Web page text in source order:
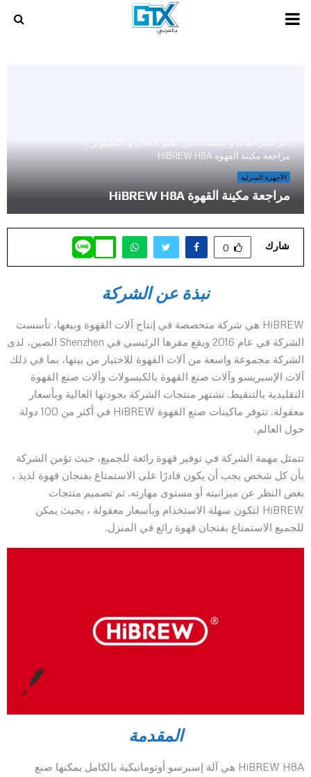
PRIMARY
أخر المراجعات و المقالات في عالم الالعاب و الكمبيوتر
»
مراجعة مكينة القهوة HiBREW H8A
الأجهزة المنزلية
مراجعة مكينة القهوة HiBREW H8A
شارك 0
نبذة عن الشركة
HiBREW هي شركة متخصصة في إنتاج آلات القهوة وبيعها، تأسست
الشركة في عام 2016 ويقع مقرها الرئيسي في Shenzhen الصين، لدى
الشركة مجموعة واسعة من آلات القهوة للاختيار من بينها، بما في ذلك
آلات الإسبريسو وآلات صنع القهوة بالكبسولات وآلات صنع القهوة
التقليدية بالتنقيط. تشتهر منتجات الشركة بجودتها العالية وبأسعار
معقولة. تتوفر ماكينات صنع القهوة HiBREW في أكثر من 100 دولة
حول العالم.
تتمثل مهمة الشركة في توفير قهوة رائعة للجميع، حيث تؤمن الشركة
بأن كل شخص يجب أن يكون قادرًا على الاستمتاع بفنجان قهوة لذيذ ،
بغض النظر عن ميزانيته أو مستوى مهارته. تم تصميم منتجات
HiBREW لتكون سهلة الاستخدام وبأسعار معقولة ، بحيث يمكن
للجميع الاستمتاع بفنجان قهوة رائع في المنزل.
المقدمة
HiBREW H8A هي آلة إسبرسو أوتوماتيكية بالكامل يمكنها صنع